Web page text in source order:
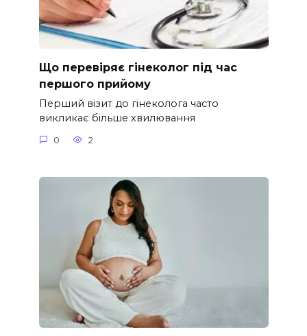
Що перевіряє гінеколог під час
першого прийому
Перший візит до гінеколога часто
викликає більше хвилювання
0 2